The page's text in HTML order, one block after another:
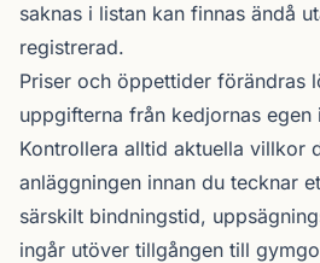
saknas i listan kan finnas ändå
registrerad.
Priser och öppettider förändras
uppgifterna från kedjornas egen
Kontrollera alltid aktuella villkor
anläggningen innan du tecknar
särskilt bindningstid,
ingår utöver tillgången till